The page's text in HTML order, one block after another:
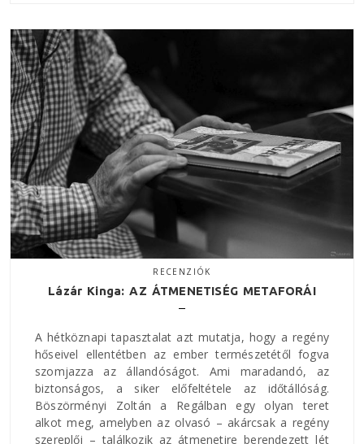
RECENZIÓK
Lázár Kinga: AZ ÁTMENETISÉG METAFORÁI
A hétköznapi tapasztalat azt mutatja, hogy a regény
hőseivel ellentétben az ember természetétől fogva
szomjazza az állandóságot. Ami maradandó, az
biztonságos, a siker előfeltétele az időtállóság.
Böszörményi Zoltán a Regálban egy olyan teret
alkot meg, amelyben az olvasó – akárcsak a regény
szereplői – találkozik az átmenetire berendezett lét